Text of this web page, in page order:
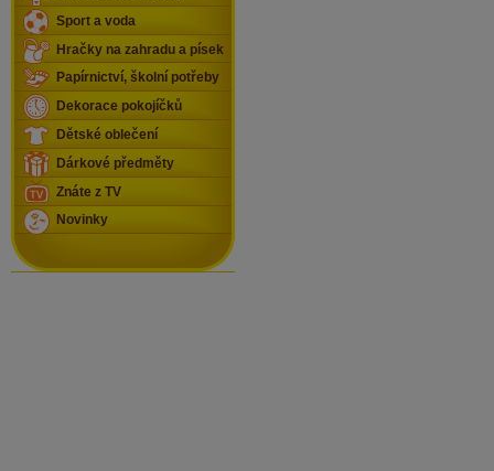
Sport a voda
Hračky na zahradu a písek
Papírnictví, školní potřeby
Dekorace pokojíčků
Dětské oblečení
Dárkové předměty
Znáte z TV
Novinky